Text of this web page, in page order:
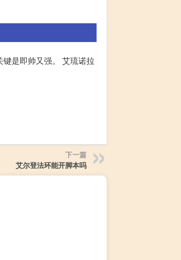
是即帅又强。 艾琉诺拉
下一篇
艾尔登法环能开脚本吗